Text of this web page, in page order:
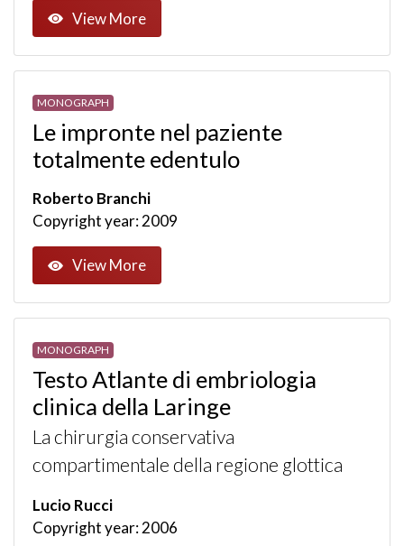
View More
MONOGRAPH
Le impronte nel paziente
totalmente edentulo
Roberto Branchi
Copyright year: 2009
View More
MONOGRAPH
Testo Atlante di embriologia
clinica della Laringe
La chirurgia conservativa
compartimentale della regione glottica
Lucio Rucci
Copyright year: 2006